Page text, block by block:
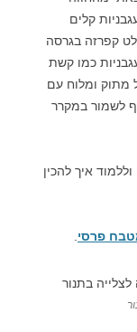
קלים
קפרזה בגרסה
כמו קשת
מתוק ומלוח עם
לשמור במקרר
איך להכין
פרסי.